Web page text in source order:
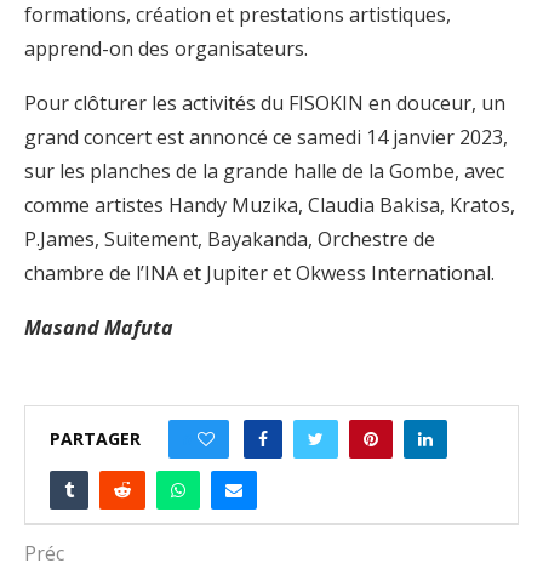
formations, création et prestations artistiques,
apprend-on des organisateurs.
Pour clôturer les activités du FISOKIN en douceur, un
grand concert est annoncé ce samedi 14 janvier 2023,
sur les planches de la grande halle de la Gombe, avec
comme artistes Handy Muzika, Claudia Bakisa, Kratos,
P.James, Suitement, Bayakanda, Orchestre de
chambre de l’INA et Jupiter et Okwess International.
Masand Mafuta
PARTAGER
Préc